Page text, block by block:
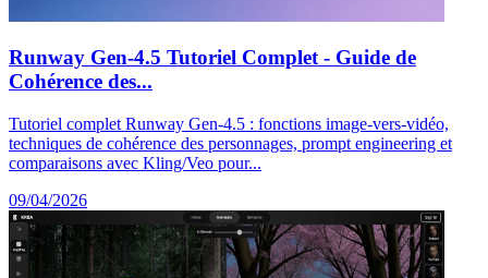
Runway Gen-4.5 Tutoriel Complet - Guide de
Cohérence des...
Tutoriel complet Runway Gen-4.5 : fonctions image-vers-vidéo,
techniques de cohérence des personnages, prompt engineering et
comparaisons avec Kling/Veo pour...
09/04/2026